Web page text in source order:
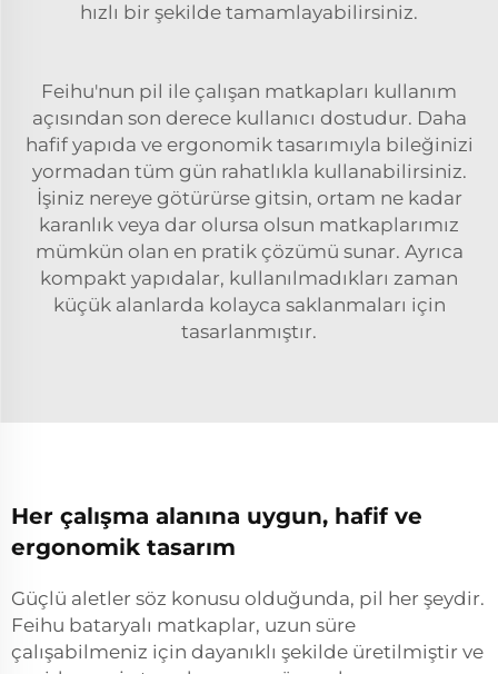
hızlı bir şekilde tamamlayabilirsiniz.
Feihu'nun pil ile çalışan matkapları kullanım
açısından son derece kullanıcı dostudur. Daha
hafif yapıda ve ergonomik tasarımıyla bileğinizi
yormadan tüm gün rahatlıkla kullanabilirsiniz.
İşiniz nereye götürürse gitsin, ortam ne kadar
karanlık veya dar olursa olsun matkaplarımız
mümkün olan en pratik çözümü sunar. Ayrıca
kompakt yapıdalar, kullanılmadıkları zaman
küçük alanlarda kolayca saklanmaları için
tasarlanmıştır.
Her çalışma alanına uygun, hafif ve
ergonomik tasarım
Güçlü aletler söz konusu olduğunda, pil her şeydir.
Feihu bataryalı matkaplar, uzun süre
çalışabilmeniz için dayanıklı şekilde üretilmiştir ve